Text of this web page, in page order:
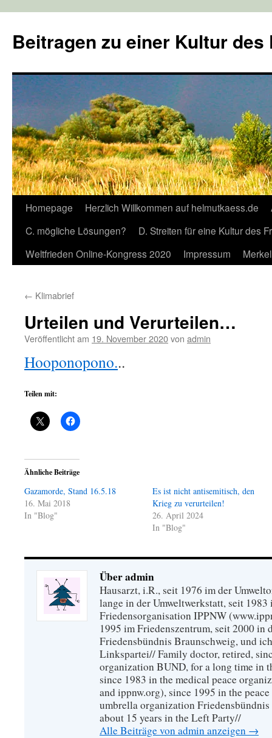
springen
Beitragen zu einer Kultur des
Homepage Herzlich Willkommen auf helmutkaess.de
C. mögliche Lösungen?
D. Streiten für eine Kultur des
Weltfrieden Online-Kongress 2020
Impressum
← Klimabrief
Urteilen und Verurteilen…
Veröffentlicht am 19. November 2020von admin
Hooponopono...
Teilen mit:
Ähnliche Beiträge
Gazamorde, Stand 16.5.18
16. Mai 2018
In "Blog"
Es ist nicht antisemitisch, den
Krieg zu verurteilen!
26. April 2024
In "Blog"
Über admin
Hausarzt, i.R., seit 1976 im der
lange in der Umweltwerkstatt, seit
Friedensorganisation IPPNW
1995 im Friedenszentrum, seit 2000 in
Friedensbündnis Braunschweig, und
Linkspartei// Family doctor, retired,
organization BUND, for a long time in
since 1983 in the medical peace
and ippnw.org), since 1995 in the
umbrella organization
about 15 years in the Left Party//
Alle Beiträge von admin anzeigen →